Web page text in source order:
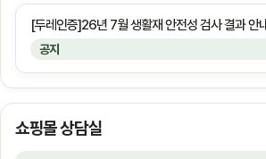
공지
[두레인증]26년 7월 생활재 안전성 검사 결과 안
쇼핑몰 상담실